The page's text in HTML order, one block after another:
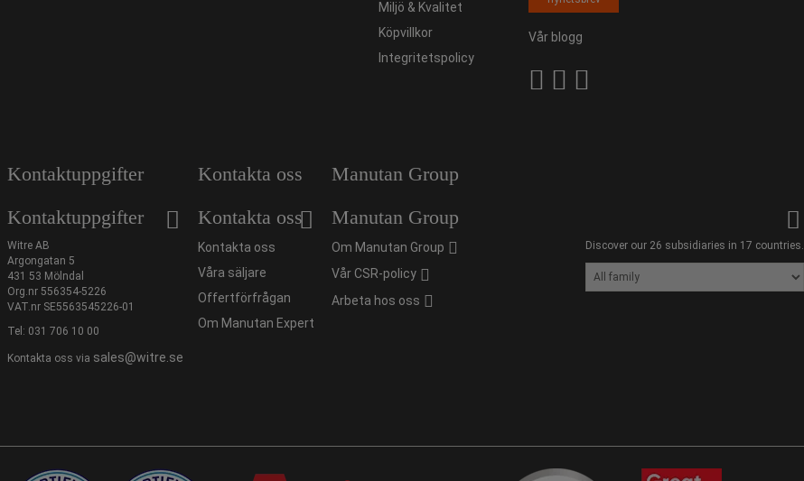
Miljö & Kvalitet
Köpvillkor
Integritetspolicy
Vår blogg
Kontaktuppgifter
Kontaktuppgifter
Witre AB
Argongatan 5
431 53 Mölndal
Org.nr 556354-5226
VAT.nr SE5563545226-01
Tel: 031 706 10 00
Kontakta oss via sales@witre.se
Kontakta oss
Kontakta oss
Kontakta oss
Våra säljare
Offertförfrågan
Om Manutan Expert
Manutan Group
Manutan Group
Om Manutan Group
Vår CSR-policy
Arbeta hos oss
Discover our 26 subsidiaries in 17 countries.